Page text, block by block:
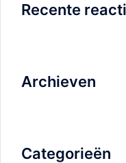
Recente
Archieven
Categorieën